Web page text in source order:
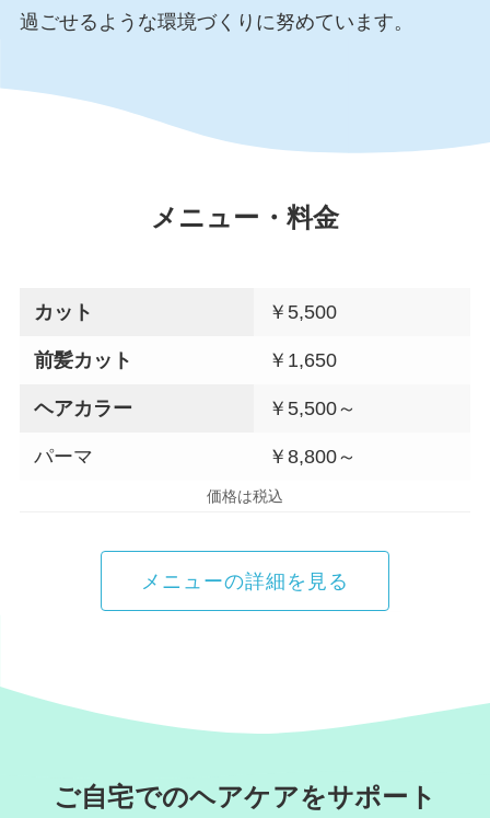
過ごせるような環境づくりに努めています。
メニュー・料金
カット ￥5,500
前髪カット ￥1,650
ヘアカラー ￥5,500～
パーマ ￥8,800～
価格は税込
メニューの詳細を見る
ご自宅でのヘアケアをサポート